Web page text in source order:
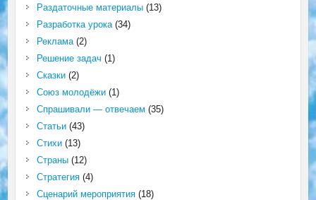
Раздаточные материалы(13)
Разработка урока(34)
Реклама(2)
Решение задач (1)
Сказки(2)
Союз молодёжи(1)
Спрашивали — отвечаем (35)
Статьи(43)
Стихи(13)
Страны(12)
Стратегия(4)
Сценарий мероприятия(18)